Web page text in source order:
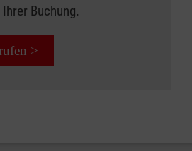
Buchung.
>